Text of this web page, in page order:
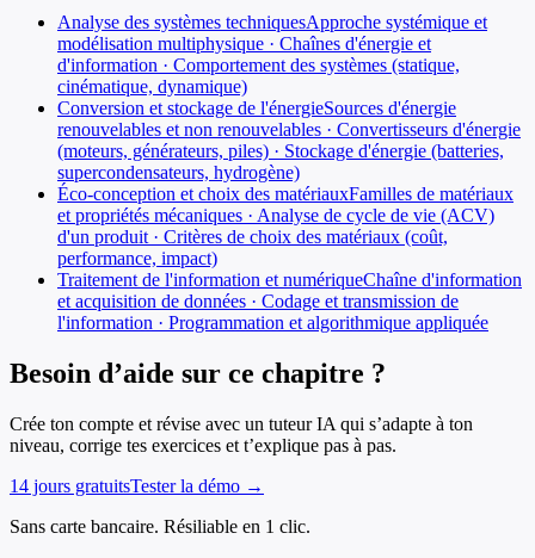
Analyse des systèmes techniquesApproche systémique et
modélisation multiphysique · Chaînes d'énergie et
d'information · Comportement des systèmes (statique,
cinématique, dynamique)
Conversion et stockage de l'énergieSources d'énergie
renouvelables et non renouvelables · Convertisseurs d'énergie
(moteurs, générateurs, piles) · Stockage d'énergie (batteries,
supercondensateurs, hydrogène)
Éco-conception et choix des matériauxFamilles de matériaux
et propriétés mécaniques · Analyse de cycle de vie (ACV)
d'un produit · Critères de choix des matériaux (coût,
performance, impact)
Traitement de l'information et numériqueChaîne d'information
et acquisition de données · Codage et transmission de
l'information · Programmation et algorithmique appliquée
Besoin d’aide sur ce chapitre ?
Crée ton compte et révise avec un tuteur IA qui s’adapte à ton
niveau, corrige tes exercices et t’explique pas à pas.
14 jours gratuitsTester la démo →
Sans carte bancaire. Résiliable en 1 clic.